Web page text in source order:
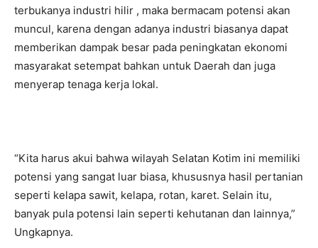
terbukanya industri hilir , maka bermacam potensi akan
muncul, karena dengan adanya industri biasanya dapat
memberikan dampak besar pada peningkatan ekonomi
masyarakat setempat bahkan untuk Daerah dan juga
menyerap tenaga kerja lokal.
“Kita harus akui bahwa wilayah Selatan Kotim ini memiliki
potensi yang sangat luar biasa, khususnya hasil pertanian
seperti kelapa sawit, kelapa, rotan, karet. Selain itu,
banyak pula potensi lain seperti kehutanan dan lainnya,”
Ungkapnya.